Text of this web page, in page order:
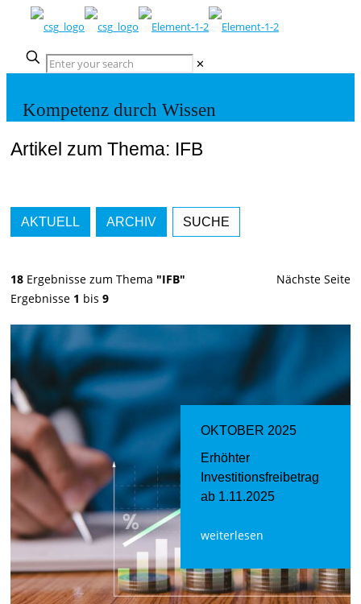
✕
Kompetenz durch Wissen
Artikel zum Thema: IFB
AKTUELL ARCHIV SUCHE
18 Ergebnisse zum Thema "IFB"
Ergebnisse 1 bis 9
Nächste Seite
OKTOBER 2025
Erhöhter
Investitionsfreibetrag
ab 1.11.2025
weiterlesen